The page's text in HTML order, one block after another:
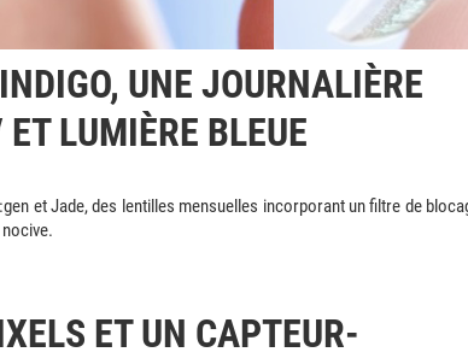
UNE JOURNALIÈRE
LUMIÈRE BLEUE
et Jade, des lentilles mensuelles incorporant un filtre de
ET UN CAPTEUR-